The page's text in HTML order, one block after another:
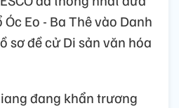
Eo - Ba Thê vào Danh
sơ đề cử Di sản văn hóa
đang khẩn trương